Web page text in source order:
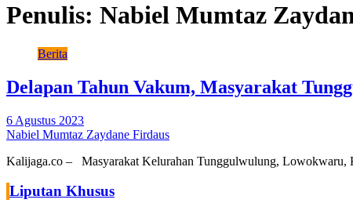
Penulis: Nabiel Mumtaz
Berita
Delapan Tahun Vakum, Masyarakat
6 Agustus 2023
Nabiel Mumtaz Zaydane Firdaus
Kalijaga.co – Masyarakat Kelurahan Tunggulwulung, Lowokwaru,
Liputan Khusus